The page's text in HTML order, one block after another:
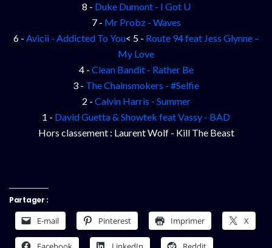
8 - Duke Dumont - I Got U
7 - Mr Probz - Waves
6 - Avicii - Addicted To You< 5 - Route 94 feat Jess Glynne –
My Love
4 - Clean Bandit - Rather Be
3 - The Chainsmokers - #Selfie
2 - Calvin Harris - Summer
1 - David Guetta & Showtek feat Vassy - BAD
Hors classement : Laurent Wolf - Kill The Beast
Partager :
E-mail Pinterest Imprimer X